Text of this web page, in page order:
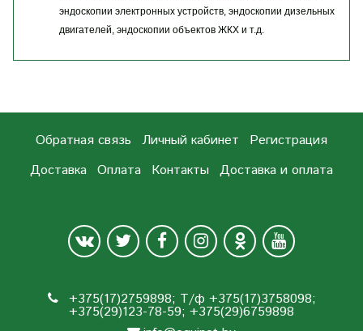
эндоскопии электронных устройств, эндоскопии дизельных
двигателей, эндоскопии объектов ЖКХ и т.д.
Обратная связь Личный кабинет
Регистрация
Доставка Оплата Контакты Доставка и оплата
+375(17)2759898; Т/ф +375(17)3758098;
+375(29)123-78-59; +375(29)6759898